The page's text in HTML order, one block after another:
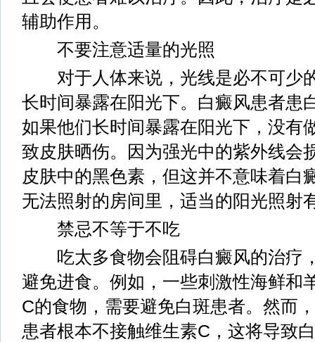
辅助作用。
不要注意适量的光照
对于人体来说，光线是必不可少
长时间暴露在阳光下。白癜风患者患
如果他们长时间暴露在阳光下，没有
致皮肤晒伤。因为强光中的紫外线会
皮肤中的黑色素，但这并不意味着白
无法照射的房间里，适当的阳光照射
禁忌不等于不吃
吃太多食物会阻碍白癜风的治疗
避免进食。例如，一些刺激性海鲜和
C的食物，需要避免白斑患者。然而
患者根本不接触维生素C，这将导致